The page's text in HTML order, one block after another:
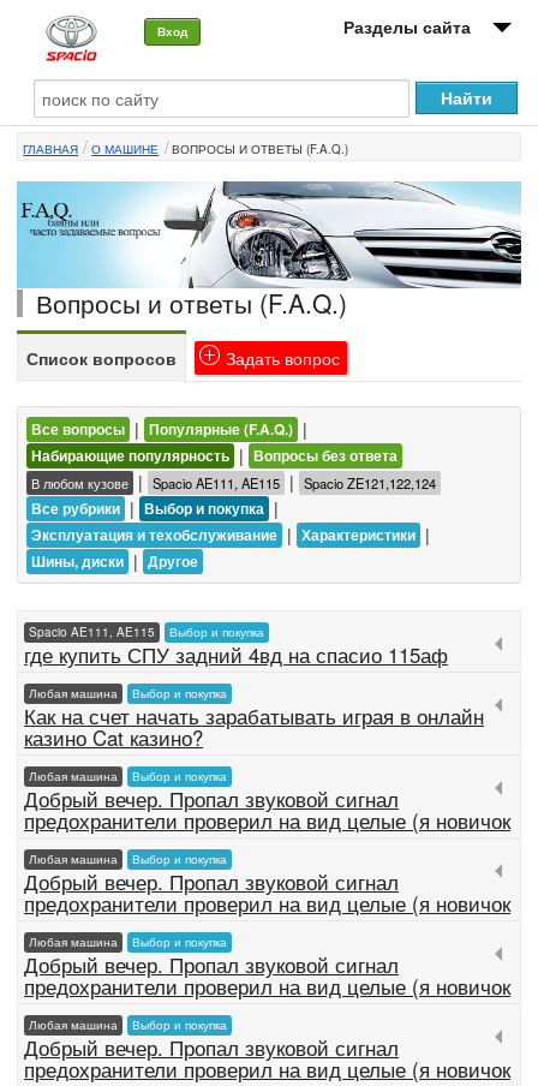
Вход Разделы сайта
О машине
Автоклуб
Форумы
Новости
ГЛАВНАЯ О МАШИНЕ ВОПРОСЫ И ОТВЕТЫ (F.A.Q.)
Вопросы и ответы (F.A.Q.)
Список вопросов Задать вопрос
Все вопросы | Популярные (F.A.Q.) |
Набирающие популярность | Вопросы без ответа
В любом кузове | Spacio AE111, AE115 | Spacio ZE121,122,124
Все рубрики | Выбор и покупка |
Эксплуатация и техобслуживание | Характеристики |
Шины, диски | Другое
Spacio AE111, AE115 Выбор и покупка
где купить СПУ задний 4вд на спасио 115аф
Любая машина Выбор и покупка
Как на счет начать зарабатывать играя в онлайн
казино Cat казино?
Любая машина Выбор и покупка
Добрый вечер. Пропал звуковой сигнал
предохранители проверил на вид целые (я новичок
Любая машина Выбор и покупка
Добрый вечер. Пропал звуковой сигнал
предохранители проверил на вид целые (я новичок
Любая машина Выбор и покупка
Добрый вечер. Пропал звуковой сигнал
предохранители проверил на вид целые (я новичок
Любая машина Выбор и покупка
Добрый вечер. Пропал звуковой сигнал
предохранители проверил на вид целые (я новичок